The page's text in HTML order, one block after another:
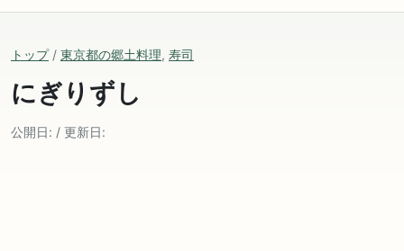
トップ/ 東京都の郷土料理, 寿司
にぎりずし
公開日: / 更新日: